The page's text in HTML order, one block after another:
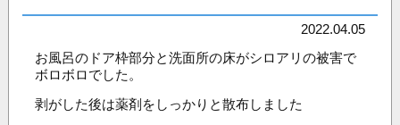
プライバシーポリシー お問い合わせ
2022.04.05
お風呂のドア枠部分と洗面所の床がシロアリの被害で
ボロボロでした。
剥がした後は薬剤をしっかりと散布しました